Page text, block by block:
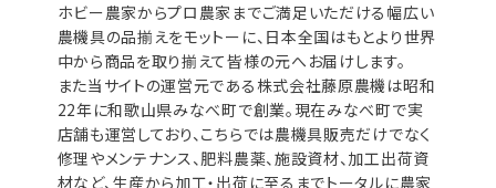
ホビー農家からプロ農家までご満足いただける幅広い
農機具の品揃えをモットーに、日本全国はもとより世界
中から商品を取り揃えて皆様の元へお届けします。
また当サイトの運営元である株式会社藤原農機は昭和
22年に和歌山県みなべ町で創業。現在みなべ町で実
店舗も運営しており、こちらでは農機具販売だけでなく
修理やメンテナンス、肥料農薬、施設資材、加工出荷資
材など、生産から加工・出荷に至るまでトータルに農家